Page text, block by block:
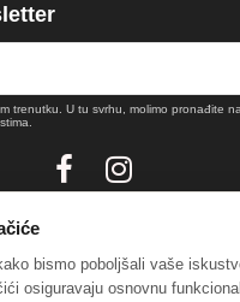
trenutku. U tu svrhu, molimo pronađite
bismo poboljšali vaše
osiguravaju osnovnu